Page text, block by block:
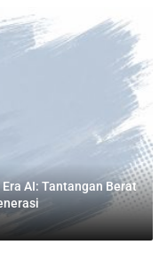
AI: Tantangan Berat